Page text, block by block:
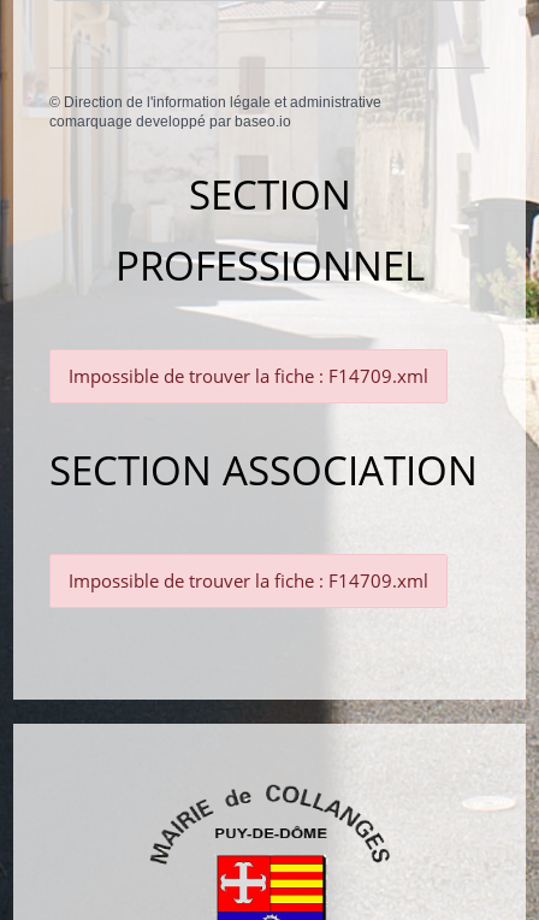
© Direction de l'information légale et administrative
comarquage developpé par baseo.io
SECTION
PROFESSIONNEL
Impossible de trouver la fiche : F14709.xml
SECTION ASSOCIATION
Impossible de trouver la fiche : F14709.xml